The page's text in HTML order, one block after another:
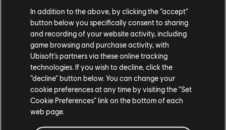
Na zakończenie każdego miesiąca postępy w ramach Main Stage
będą resetowane w oczekiwaniu na kolejny miesiąc o innym
motywie. Wszystkie postępy w ramach trzech głównych ścieżek
zostaną wyzerowane, a ścieżka "Legendy" zablokowana, póki nie
osiągniecie 4..rangi w jednej z głównych ścieżek.
Ale przy każdym resecie postępów w ramach Main Stage, wszystkie
rangi odblokowane w danym miesiącu w ramach wszystkich
czterech ścieżek będą zamieniane na "Poziomy Motorferst" i
In addition to the above, by clicking the “accept”
button below you specifically consent to sharing
and recording of your website activity, including
game browsing and purchase activity, with
Ubisoft’s partners via these online tracking
technologies. If you wish to decline, click the
“decline” button below. You can change your
cookie preferences at any time by visiting the “Set
Cookie Preferences” link on the bottom of each
web page.